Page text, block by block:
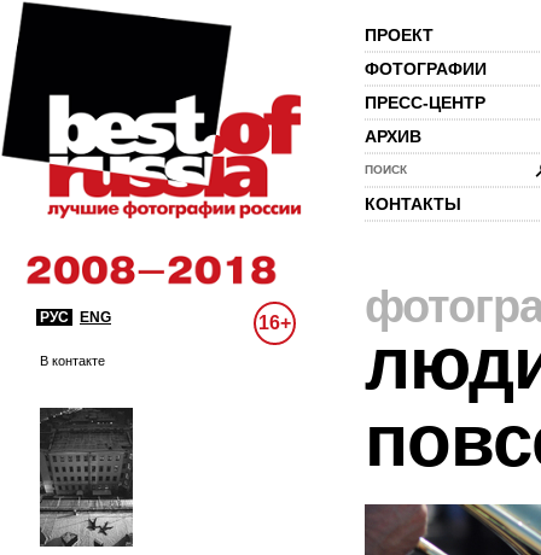
ПРОЕКТ
ФОТОГРАФИИ
ПРЕСС-ЦЕНТР
АРХИВ
ПОИСК
КОНТАКТЫ
РУС ENG 16+
В контакте